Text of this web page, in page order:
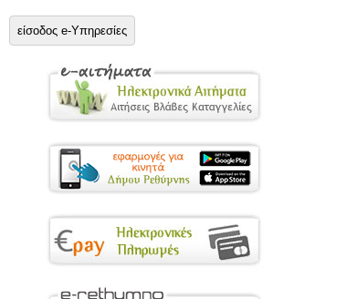
είσοδος e-Υπηρεσίες